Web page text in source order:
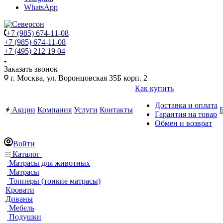
WhatsApp
+7 (985) 674-11-08
+7 (985) 674-11-08
+7 (495) 212 19 04
Заказать звонок
г. Москва, ул. Воронцовская 35Б корп. 2
Акции Компания Услуги Контакты
Как купить
Доставка и оплата
Гарантия на товар
Обмен и возврат
Войти
Каталог
Матрасы для животных
Матрасы
Топперы (тонкие матрасы)
Кровати
Диваны
Мебель
Подушки